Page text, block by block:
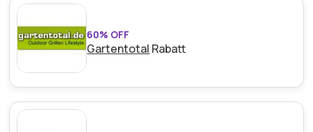
60% OFF
Gartentotal Rabatt